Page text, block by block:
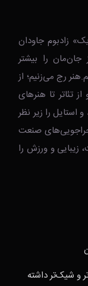
زادبوم جاودان
جان‌مان را بیشتر
رج می‌زنیم؛ از
تئاتر تا هنرهای
استایل را زیر نظر
صنعت
و ورزش را
و شیک‌تر داشته